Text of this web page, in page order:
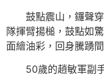
鼓點震山，鑼聲
隊揮臂揚槌，鼓點如
面繪油彩，回身騰踴
50歲的趙敏軍副